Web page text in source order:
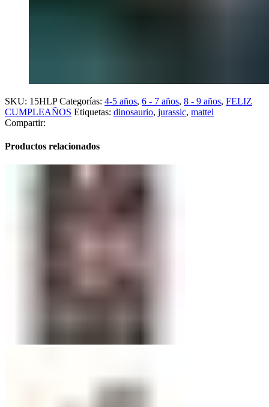
SKU: 15HLPCategorías: 4-5 años, 6 - 7 años, 8 - 9 años, FELIZ
CUMPLEAÑOS Etiquetas: dinosaurio, jurassic, mattel
Compartir:
Productos relacionados